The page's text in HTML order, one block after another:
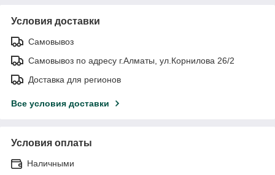
Условия доставки
Самовывоз
Самовывоз по адресу г.Алматы, ул.Корнилова 26/2
Доставка для регионов
Все условия доставки
Условия оплаты
Наличными